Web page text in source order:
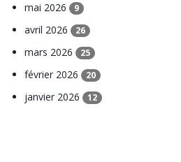
mai 2026 9
avril 2026 26
mars 2026 25
février 2026 20
janvier 2026 12